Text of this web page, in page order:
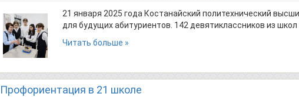
21 января 2025 года Костанайский политехнический
для будущих абитуриентов. 142 девятиклассников из школ
Читать больше »
Профориентация в 21 школе